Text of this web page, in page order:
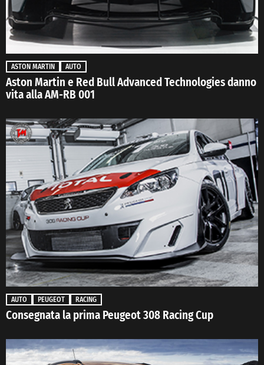
ASTON MARTIN AUTO
Aston Martin e Red Bull Advanced Technologies danno
vita alla AM-RB 001
AUTO PEUGEOT RACING
Consegnata la prima Peugeot 308 Racing Cup